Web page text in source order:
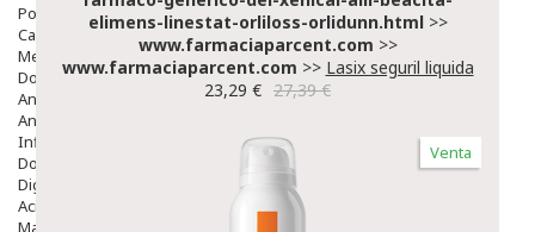
Podología
Calzado
Medicamentos
Dolor E Inflamación
Analgésicos
Anestésicos
Inflamación Articulaciones
Dolor Muscular / Articular
Digestivo
Acidez, Gases Y Ardores
Mala Digestion
elimens-linestat-orliloss-orlidunn.html>>
www.farmaciaparcent.com >>
www.farmaciaparcent.com >> Lasix seguril liquida
23,29 € 27,39 €
Venta